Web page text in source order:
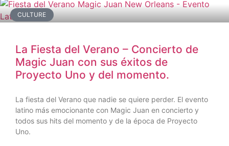
CULTURE
La Fiesta del Verano – Concierto de
Magic Juan con sus éxitos de
Proyecto Uno y del momento.
La fiesta del Verano que nadie se quiere perder. El evento
latino más emocionante con Magic Juan en concierto y
todos sus hits del momento y de la época de Proyecto
Uno.